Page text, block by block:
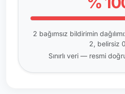
2 bağımsız bildirimin
2, belirsiz
Sınırlı veri — resmi